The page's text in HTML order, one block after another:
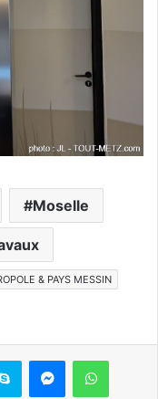
Moselle
& PAYS MESSIN
Skype Messenger